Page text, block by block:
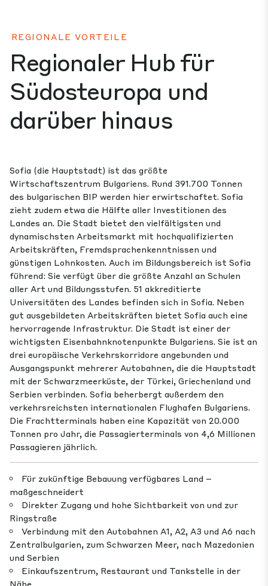
REGIONALE VORTEILE
Regionaler Hub für
Südosteuropa und
darüber hinaus
Sofia (die Hauptstadt) ist das größte
Wirtschaftszentrum Bulgariens. Rund 391.700 Tonnen
des bulgarischen BIP werden hier erwirtschaftet. Sofia
zieht zudem etwa die Hälfte aller Investitionen des
Landes an. Die Stadt bietet den vielfältigsten und
dynamischsten Arbeitsmarkt mit hochqualifizierten
Arbeitskräften, Fremdsprachenkenntnissen und
günstigen Lohnkosten. Auch im Bildungsbereich ist Sofia
führend: Sie verfügt über die größte Anzahl an Schulen
aller Art und Bildungsstufen. 51 akkreditierte
Universitäten des Landes befinden sich in Sofia. Neben
gut ausgebildeten Arbeitskräften bietet Sofia auch eine
hervorragende Infrastruktur. Die Stadt ist einer der
wichtigsten Eisenbahnknotenpunkte Bulgariens. Sie ist an
drei europäische Verkehrskorridore angebunden und
Ausgangspunkt mehrerer Autobahnen, die die Hauptstadt
mit der Schwarzmeerküste, der Türkei, Griechenland und
Serbien verbinden. Sofia beherbergt außerdem den
verkehrsreichsten internationalen Flughafen Bulgariens.
Die Frachtterminals haben eine Kapazität von 20.000
Tonnen pro Jahr, die Passagierterminals von 4,6 Millionen
Passagieren jährlich.
Für zukünftige Bebauung verfügbares Land –
maßgeschneidert
Direkter Zugang und hohe Sichtbarkeit von und zur
Ringstraße
Verbindung mit den Autobahnen A1, A2, A3 und A6 nach
Zentralbulgarien, zum Schwarzen Meer, nach Mazedonien
und Serbien
Einkaufszentrum, Restaurant und Tankstelle in der
Nähe